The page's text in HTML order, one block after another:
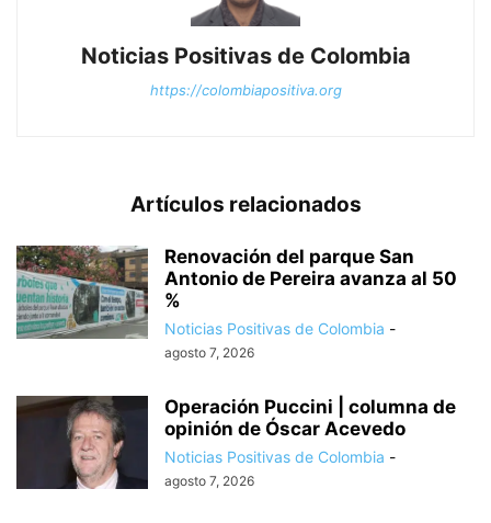
Noticias Positivas de Colombia
https://colombiapositiva.org
Artículos relacionados
Renovación del parque San
Antonio de Pereira avanza al 50
%
Noticias Positivas de Colombia -
agosto 7, 2026
Operación Puccini | columna de
opinión de Óscar Acevedo
Noticias Positivas de Colombia -
agosto 7, 2026